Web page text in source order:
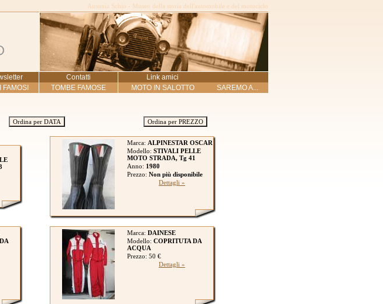
Ausonia Schio - Museo della storia dell'automobile e del motociclo
Contatti
Link amici
FAMOSI TOMBE FAMOSE MOTO IN SALOTTO SAREMO A...
Ordina per DATA Ordina per PREZZO
Marca: ALPINESTAR OSCAR
Modello: STIVALI PELLE
MOTO STRADA, Tg 41
Anno: 1980
Prezzo: Non più disponibile
Dettagli »
Marca: DAINESE
Modello: COPRITUTA DA
ACQUA
Prezzo: 50 €
Dettagli »